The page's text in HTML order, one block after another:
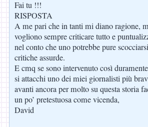
Fai tu !!!
RISPOSTA
A me pari che in tanti mi diano ragione,
vogliono sempre criticare tutto e
nel conto che uno potrebbe pure
critiche assurde.
E cmq se sono intervenuto così
si attacchi uno dei miei giornalisti più
avanti ancora per molto su questa storia
un po’ pretestuosa come vicenda,
David